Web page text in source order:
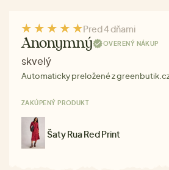
Pred 4 dňami
Anonymný OVERENÝ NÁKUP
skvelý
Automaticky preložené z
ZAKÚPENÝ PRODUKT
Šaty Rua Red Print